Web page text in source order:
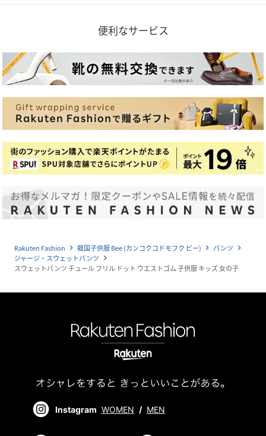
便利なサービス
Rakuten Fashion navigate_next 韓国子供服 Bee (カンコクコドモフク ビー) navigate_next パンツ navigate_next
ジャージ・スウェットパンツ navigate_next
スウェットパンツ チュール フリル ドット ウエストゴム 子供服 キッズ 女の子
Instagram WOMEN / MEN